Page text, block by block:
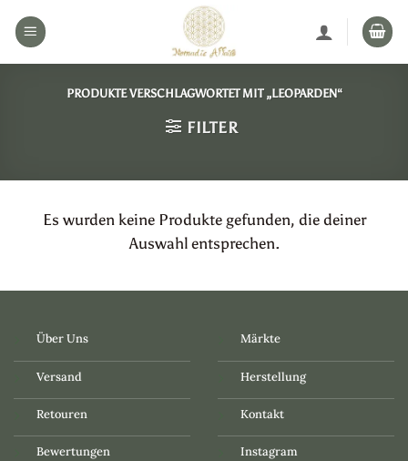
Inhalt
PRODUKTE VERSCHLAGWORTET MIT „LEOPARDEN“
FILTER
Es wurden keine Produkte gefunden, die deiner
Auswahl entsprechen.
Über Uns
Versand
Retouren
Bewertungen
Märkte
Herstellung
Kontakt
Instagram